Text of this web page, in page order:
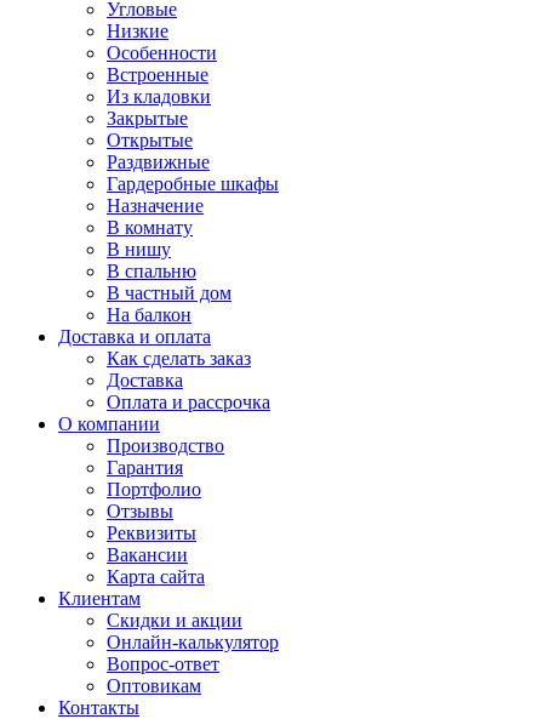
Угловые
Низкие
Особенности
Встроенные
Из кладовки
Закрытые
Открытые
Раздвижные
Гардеробные шкафы
Назначение
В комнату
В нишу
В спальню
В частный дом
На балкон
Доставка и оплата
Как сделать заказ
Доставка
Оплата и рассрочка
О компании
Производство
Гарантия
Портфолио
Отзывы
Реквизиты
Вакансии
Карта сайта
Клиентам
Скидки и акции
Онлайн-калькулятор
Вопрос-ответ
Оптовикам
Контакты